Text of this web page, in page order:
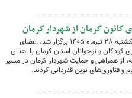
کانون کرمان از شهردار کرمان
در آیینی که روز یکشنبه ۲۸ تیرماه ۱۴۰۵ برگزار شد، اعضای
کودکان و نوجوانان استان کرمان با اهدای
از همراهی و حمایت شهردار کرمان در مسیر
و فناوری‌های نوین قدردانی کردند.